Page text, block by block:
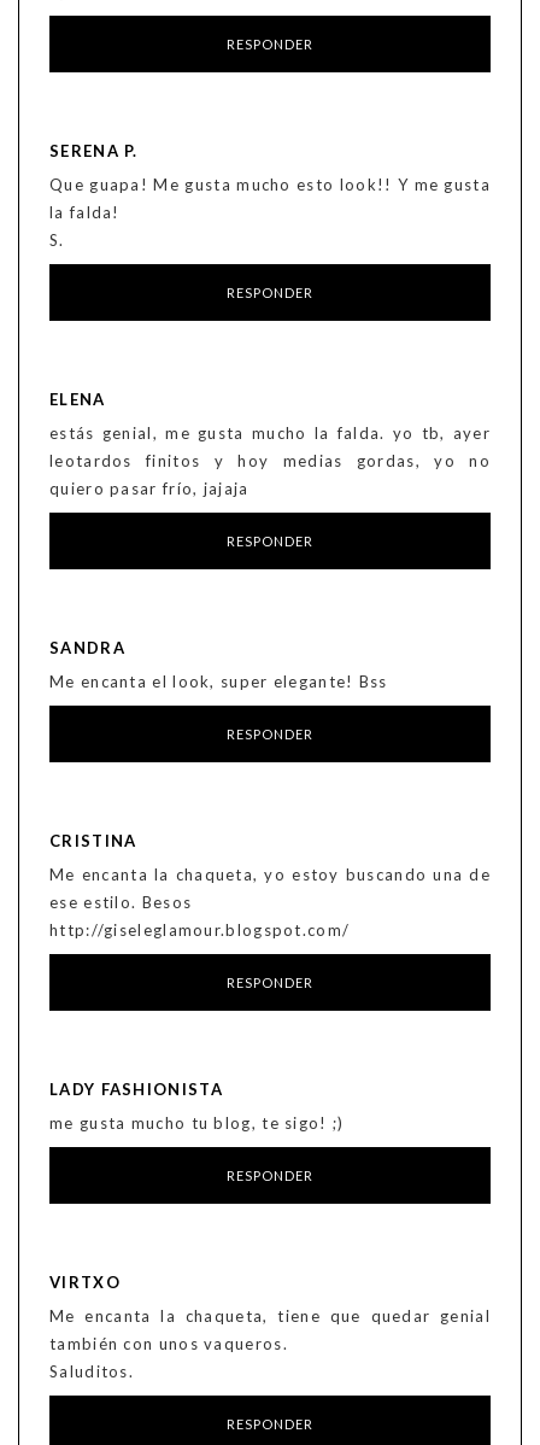
RESPONDER
SERENA P.
Que guapa! Me gusta mucho esto look!! Y me gusta
la falda!
S.
RESPONDER
ELENA
estás genial, me gusta mucho la falda. yo tb, ayer
leotardos finitos y hoy medias gordas, yo no
quiero pasar frío, jajaja
RESPONDER
SANDRA
Me encanta el look, super elegante! Bss
RESPONDER
CRISTINA
Me encanta la chaqueta, yo estoy buscando una de
ese estilo. Besos
http://giseleglamour.blogspot.com/
RESPONDER
LADY FASHIONISTA
me gusta mucho tu blog, te sigo! ;)
RESPONDER
VIRTXO
Me encanta la chaqueta, tiene que quedar genial
también con unos vaqueros.
Saluditos.
RESPONDER